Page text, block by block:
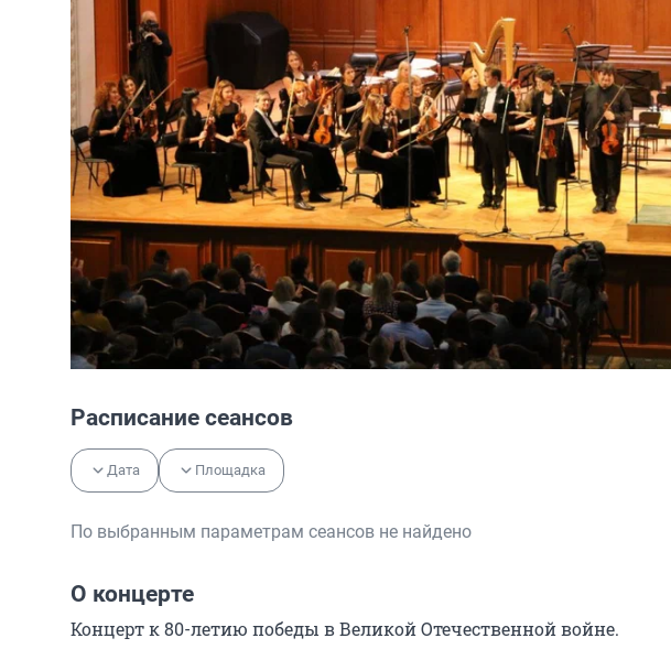
Расписание сеансов
Дата Площадка
По выбранным параметрам сеансов не найдено
О концерте
Концерт к 80-летию победы в Великой Отечественной войне.